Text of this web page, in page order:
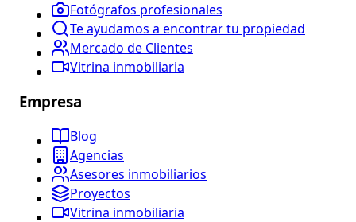
Fotógrafos profesionales
Te ayudamos a encontrar tu propiedad
Mercado de Clientes
Vitrina inmobiliaria
Empresa
Blog
Agencias
Asesores inmobiliarios
Proyectos
Vitrina inmobiliaria